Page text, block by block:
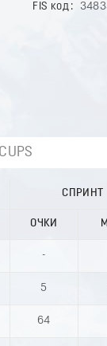
FIS код
CUPS
СПРИНТ
ОЧКИ
-
5
64